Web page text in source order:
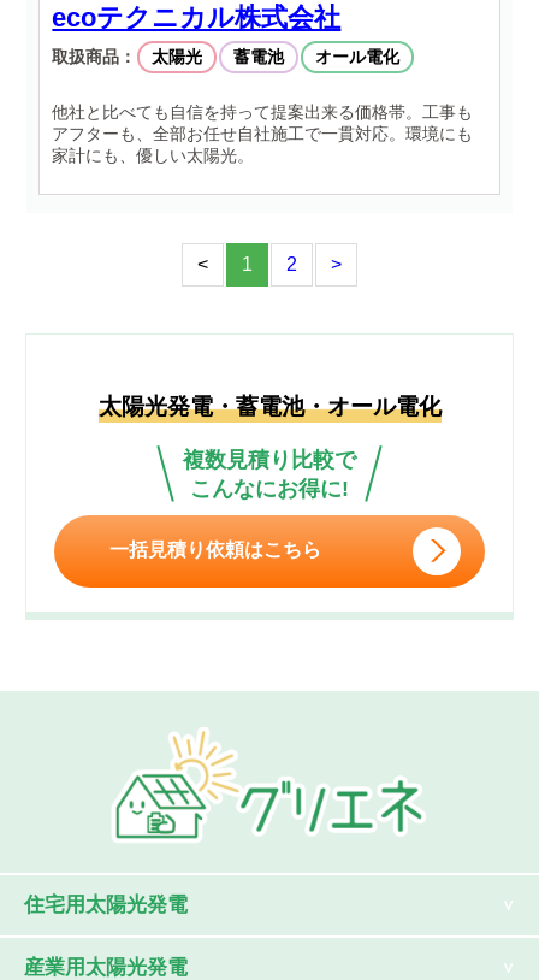
ecoテクニカル株式会社
取扱商品： 太陽光 蓄電池 オール電化
他社と比べても自信を持って提案出来る価格帯。工事も
アフターも、全部お任せ自社施工で一貫対応。環境にも
家計にも、優しい太陽光。
< 1 2 >
太陽光発電・蓄電池・オール電化
複数見積り比較で
こんなにお得に!
一括見積り依頼はこちら
住宅用太陽光発電
産業用太陽光発電